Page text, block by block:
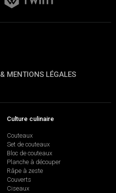
MENTIONS LÉGALES
Culture culinaire
Couteaux
Set de couteaux
Bloc de couteaux
Planche à découper
Râpe à zeste
Couverts
Ciseaux